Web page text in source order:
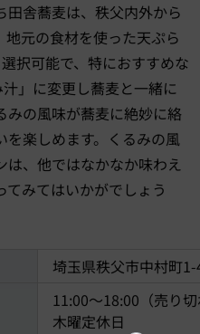
舎蕎麦は、秩父内外から
元の食材を使った天ぷら
択可能で、特におすすめな
」に変更し蕎麦と一緒に
みの風味が蕎麦に絶妙に絡
を楽しめます。くるみの風
は、他ではなかなか味わえ
みてはいかがでしょう
埼玉県秩父市中村町
11:00～18:00（売り
木曜定休日